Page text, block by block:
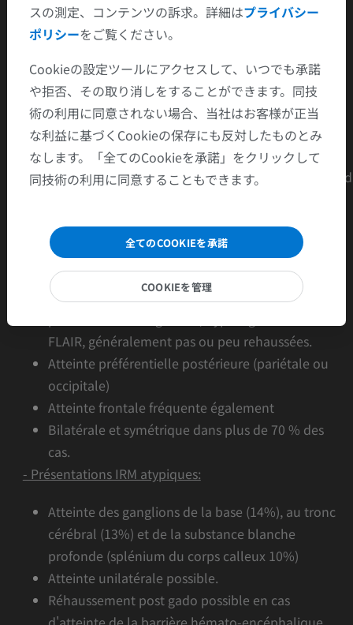
Étiologies
HTA dans 75 % des cas
Éclampsie ou pré-éclampsie
Chimiothérapies, transplantations
Septicémies, infections sévères
insuffisance rénale chronique et dialyse
maladies auto-immunes
- Entité radioclinique associant une atteinte réversible
- Aspect IRM typique:
Lésions diffuses corticales, sous-corticales et
FLAIR, généralement pas ou peu rehaussées.
Atteinte préférentielle postérieure (pariétale ou
occipitale)
Atteinte frontale fréquente également
Bilatérale et symétrique dans plus de 70 % des
cas.
- Présentations IRM atypiques:
Atteinte des ganglions de la base (14%), au tronc
cérébral (13%) et de la substance blanche
profonde (splénium du corps calleux 10%)
Atteinte unilatérale possible.
Réhaussement post gado possible en cas
スの測定、コンテンツの訴求。詳細はプライバシー
ポリシーをご覧ください。
Cookieの設定ツールにアクセスして、いつでも承諾
や拒否、その取り消しをすることができます。同技
術の利用に同意されない場合、当社はお客様が正当
な利益に基づくCookieの保存にも反対したものとみ
なします。「全てのCookieを承諾」をクリックして
同技術の利用に同意することもできます。
全てのCOOKIEを承諾
COOKIEを管理